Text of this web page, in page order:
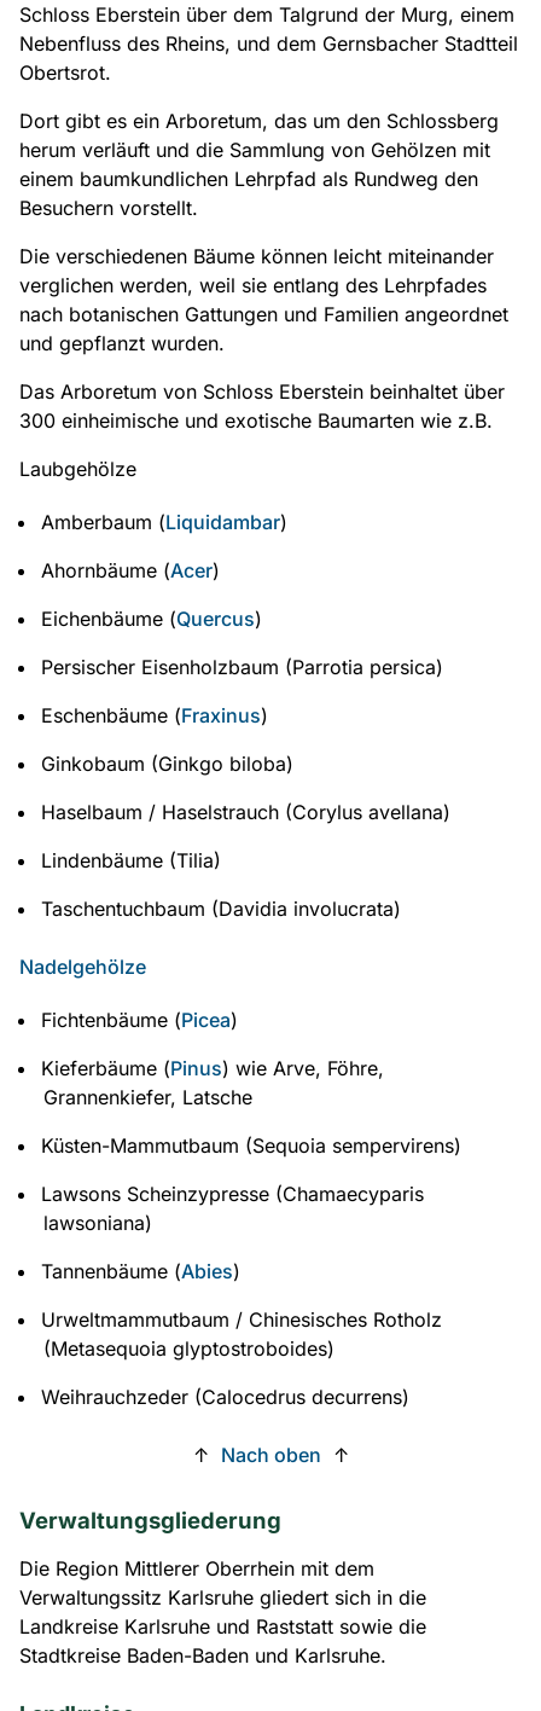
Schloss Eberstein über dem Talgrund der Murg, einem
Nebenfluss des Rheins, und dem Gernsbacher Stadtteil
Obertsrot.
Dort gibt es ein Arboretum, das um den Schlossberg
herum verläuft und die Sammlung von Gehölzen mit
einem baumkundlichen Lehrpfad als Rundweg den
Besuchern vorstellt.
Die verschiedenen Bäume können leicht miteinander
verglichen werden, weil sie entlang des Lehrpfades
nach botanischen Gattungen und Familien angeordnet
und gepflanzt wurden.
Das Arboretum von Schloss Eberstein beinhaltet über
300 einheimische und exotische Baumarten wie z.B.
Laubgehölze
Amberbaum (Liquidambar)
Ahornbäume (Acer)
Eichenbäume (Quercus)
Persischer Eisenholzbaum (Parrotia persica)
Eschenbäume (Fraxinus)
Ginkobaum (Ginkgo biloba)
Haselbaum / Haselstrauch (Corylus avellana)
Lindenbäume (Tilia)
Taschentuchbaum (Davidia involucrata)
Nadelgehölze
Fichtenbäume (Picea)
Kieferbäume (Pinus) wie Arve, Föhre,
Grannenkiefer, Latsche
Küsten-Mammutbaum (Sequoia sempervirens)
Lawsons Scheinzypresse (Chamaecyparis
lawsoniana)
Tannenbäume (Abies)
Urweltmammutbaum / Chinesisches Rotholz
(Metasequoia glyptostroboides)
Weihrauchzeder (Calocedrus decurrens)
↑ Nach oben ↑
Verwaltungsgliederung
Die Region Mittlerer Oberrhein mit dem
Verwaltungssitz Karlsruhe gliedert sich in die
Landkreise Karlsruhe und Raststatt sowie die
Stadtkreise Baden-Baden und Karlsruhe.